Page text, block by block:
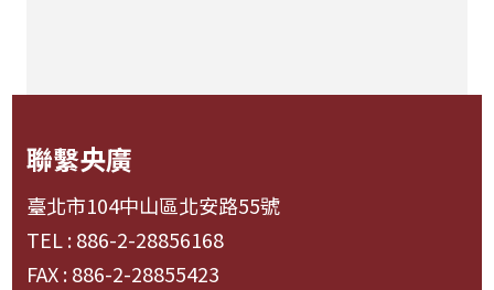
聯繫央廣
臺北市104中山區北安路55號
TEL : 886-2-28856168
FAX : 886-2-28855423